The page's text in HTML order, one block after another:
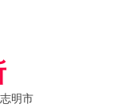
明市